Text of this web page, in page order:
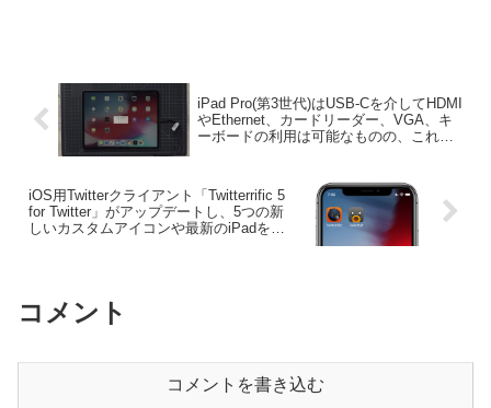
iPad Pro(第3世代)はUSB-Cを介してHDMI
やEthernet、カードリーダー、VGA、キ
ーボードの利用は可能なものの、これま
iOS用Twitterクライアント「Twitterrific 5
for Twitter」がアップデートし、5つの新
しいカスタムアイコンや最新のiPadをサ
コメント
コメントを書き込む